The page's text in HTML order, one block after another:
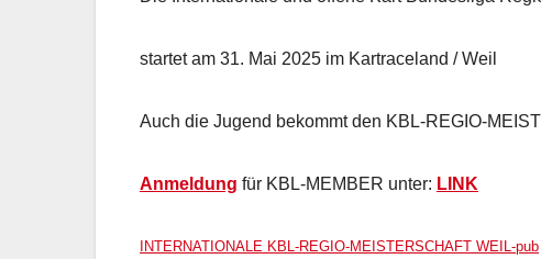
startet am 31. Mai 2025 im Kartraceland / Weil
Auch die Jugend bekommt den KBL-REGIO-
Anmeldung für KBL-MEMBER unter: LINK
INTERNATIONALE KBL-REGIO-MEISTERSCHAFT WEIL-pub